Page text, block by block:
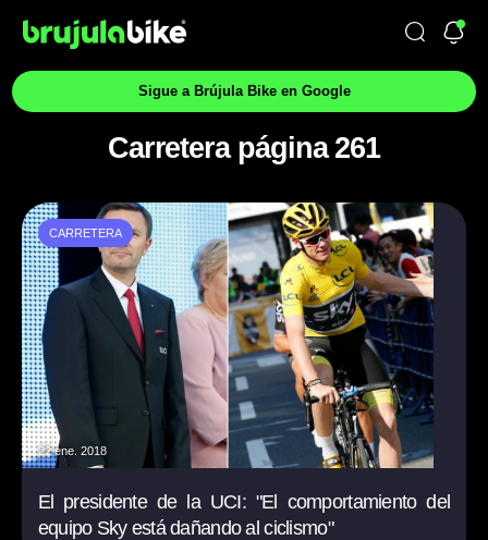
Sigue a Brújula Bike en Google
Carretera página 261
CARRETERA
22 ene. 2018
El presidente de la UCI: "El comportamiento del
equipo Sky está dañando al ciclismo"